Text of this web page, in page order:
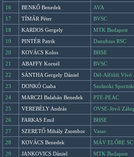
16
BENKŐ Benedek AVA
17
TÍMÁR Péter BVSC
18
KARDOS Gergely MTK Budapest
19
PINTÉR Patrik Danubius RSC
20
KOVÁCS Kolos BHSE
21
ABAFFY Kornél BVSC
22
SÁNTHA Gergely Dániel Dél-Alföldi Vívó
23
DONKÓ Csaba Szolnoki
24
MARCZI Balabán Benedek PTE-PEAC
25
VEREBÉLY András OVSE-Jövő
26
FARKAS Emil BHSE
27
SZERETŐ Mihály Zsombor Vasas
28
KOVÁCS Benedek MÁV ELŐRE SC
29
JANKOVICS Dániel MTK Budapest